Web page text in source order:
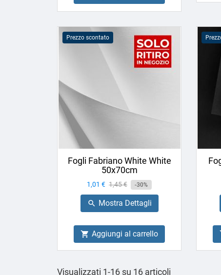
Prezzo scontato
Fogli Fabriano White White
50x70cm
Prezzo
1,01 € Prezzo
base
1,45 € -30%
 Mostra Dettagli
 Aggiungi al carrello
Visualizzati 1-16 su 16 articoli